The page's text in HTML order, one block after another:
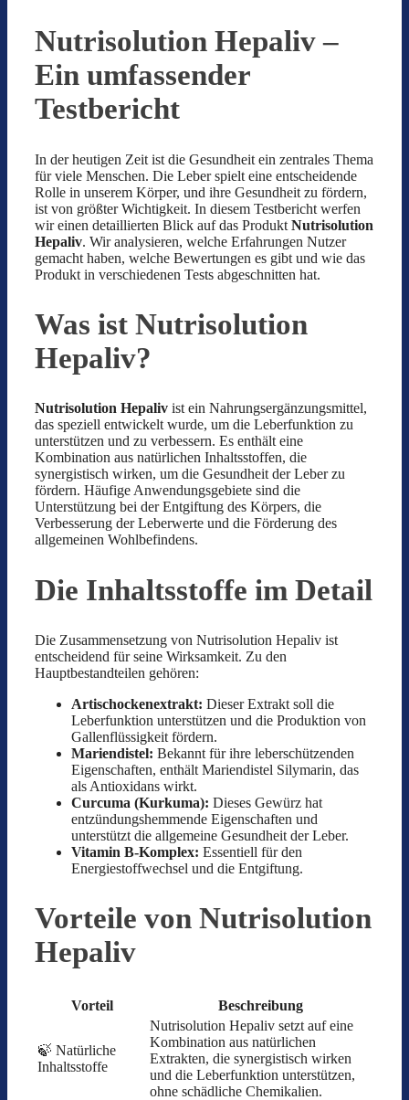
Nutrisolution Hepaliv –
Ein umfassender
Testbericht
In der heutigen Zeit ist die Gesundheit ein zentrales Thema
für viele Menschen. Die Leber spielt eine entscheidende
Rolle in unserem Körper, und ihre Gesundheit zu fördern,
ist von größter Wichtigkeit. In diesem Testbericht werfen
wir einen detaillierten Blick auf das Produkt Nutrisolution
Hepaliv. Wir analysieren, welche Erfahrungen Nutzer
gemacht haben, welche Bewertungen es gibt und wie das
Produkt in verschiedenen Tests abgeschnitten hat.
Was ist Nutrisolution
Hepaliv?
Nutrisolution Hepaliv ist ein Nahrungsergänzungsmittel,
das speziell entwickelt wurde, um die Leberfunktion zu
unterstützen und zu verbessern. Es enthält eine
Kombination aus natürlichen Inhaltsstoffen, die
synergistisch wirken, um die Gesundheit der Leber zu
fördern. Häufige Anwendungsgebiete sind die
Unterstützung bei der Entgiftung des Körpers, die
Verbesserung der Leberwerte und die Förderung des
allgemeinen Wohlbefindens.
Die Inhaltsstoffe im Detail
Die Zusammensetzung von Nutrisolution Hepaliv ist
entscheidend für seine Wirksamkeit. Zu den
Hauptbestandteilen gehören:
Artischockenextrakt: Dieser Extrakt soll die
Leberfunktion unterstützen und die Produktion von
Gallenflüssigkeit fördern.
Mariendistel: Bekannt für ihre leberschützenden
Eigenschaften, enthält Mariendistel Silymarin, das
als Antioxidans wirkt.
Curcuma (Kurkuma): Dieses Gewürz hat
entzündungshemmende Eigenschaften und
unterstützt die allgemeine Gesundheit der Leber.
Vitamin B-Komplex: Essentiell für den
Energiestoffwechsel und die Entgiftung.
Vorteile von Nutrisolution
Hepaliv
Vorteil Beschreibung
🍃 Natürliche
Inhaltsstoffe
Nutrisolution Hepaliv setzt auf eine
Kombination aus natürlichen
Extrakten, die synergistisch wirken
und die Leberfunktion unterstützen,
ohne schädliche Chemikalien.